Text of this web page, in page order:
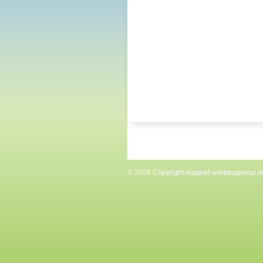
© 2026 Copyright magnet-